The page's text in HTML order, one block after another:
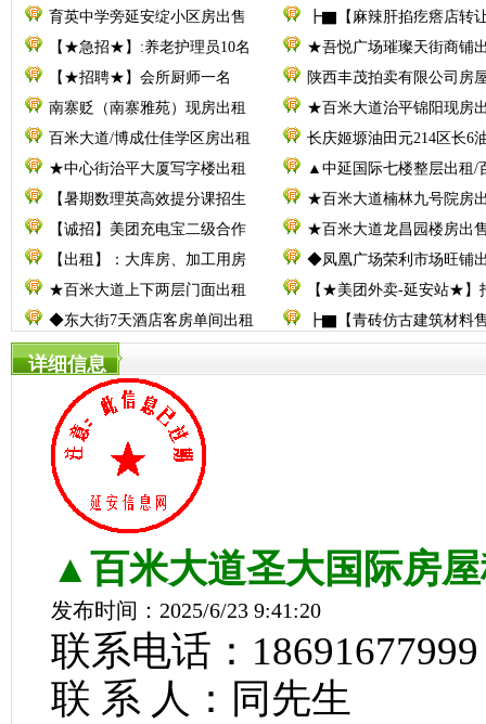
育英中学旁延安绽小区房出售
┣▇【麻辣肝掐疙瘩店转
【★急招★】:养老护理员10名
★吾悦广场璀璨天街商铺
【★招聘★】会所厨师一名
陕西丰茂拍卖有限公司房
南寨贬（南寨雅苑）现房出租
★百米大道治平锦阳现房
百米大道/博成仕佳学区房出租
长庆姬塬油田元214区长6
★中心街治平大厦写字楼出租
▲中延国际七楼整层出租/
【暑期数理英高效提分课招生
★百米大道楠林九号院房
【诚招】美团充电宝二级合作
★百米大道龙昌园楼房出
【出租】：大库房、加工用房
◆凤凰广场荣利市场旺铺
★百米大道上下两层门面出租
【★美团外卖-延安站★】
◆东大街7天酒店客房单间出租
┣▇【青砖仿古建筑材料
详细信息
▲百米大道圣大国际房
发布时间：2025/6/23 9:41:20
联系电话：18691677999
联 系 人：同先生